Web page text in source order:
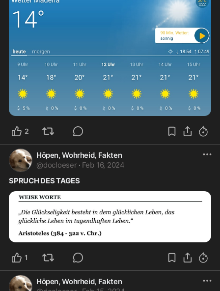
2
Höpen, Wohrheid, Fakten
@docloeser · Feb 16, 2024
SPRUCH DES TAGES
1
Höpen, Wohrheid, Fakten